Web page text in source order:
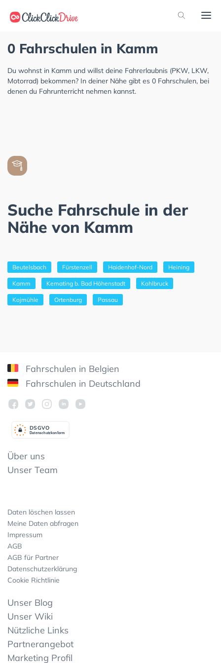
0 Fahrschulen in Kamm
Du wohnst in Kamm und willst deine Fahrerlaubnis (PKW, LKW,
Motorrad) bekommen? In deiner Nähe gibt es 0 Fahrschulen, bei
denen du Fahrunterricht nehmen kannst.
Suche Fahrschule in der
Nähe von Kamm
Beutelsbach Fürstenzell Haidenhof-Nord Heining
Kamm Kemating b. Bad Höhenstadt Kohlbruck
Kojmühle Ortenburg Passau
Fahrschulen in Belgien
Fahrschulen in Deutschland
Datenschutzkonform
DSGVO
Über uns
Unser Team
Daten löschen lassen
Meine Daten abfragen
Impressum
AGB
AGB für Partner
Datenschutzerklärung
Cookie Richtlinie
Unser Blog
Unser Wiki
Nützliche Links
Partnerangebot
Marketing Profil